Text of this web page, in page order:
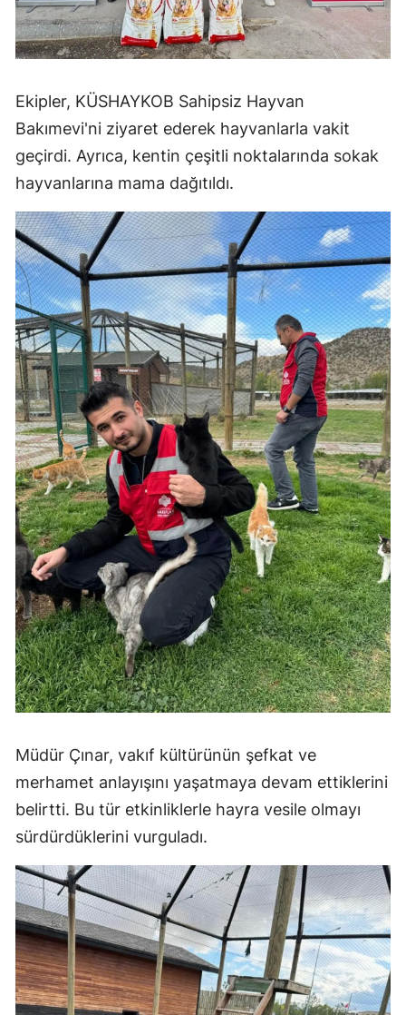
Ekipler, KÜSHAYKOB Sahipsiz Hayvan
Bakımevi'ni ziyaret ederek hayvanlarla vakit
geçirdi. Ayrıca, kentin çeşitli noktalarında sokak
hayvanlarına mama dağıtıldı.
Müdür Çınar, vakıf kültürünün şefkat ve
merhamet anlayışını yaşatmaya devam ettiklerini
belirtti. Bu tür etkinliklerle hayra vesile olmayı
sürdürdüklerini vurguladı.